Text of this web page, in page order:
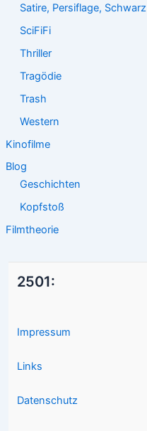
Satire, Persiflage, Schwarz
SciFiFi
Thriller
Tragödie
Trash
Western
Kinofilme
Blog
Geschichten
Kopfstoß
Filmtheorie
2501:
Impressum
Links
Datenschutz